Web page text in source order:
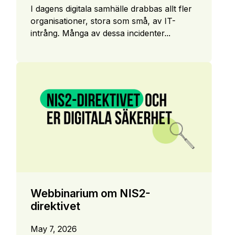
I dagens digitala samhälle drabbas allt fler
organisationer, stora som små, av IT-
intrång. Många av dessa incidenter...
Webbinarium om NIS2-
direktivet
May 7, 2026